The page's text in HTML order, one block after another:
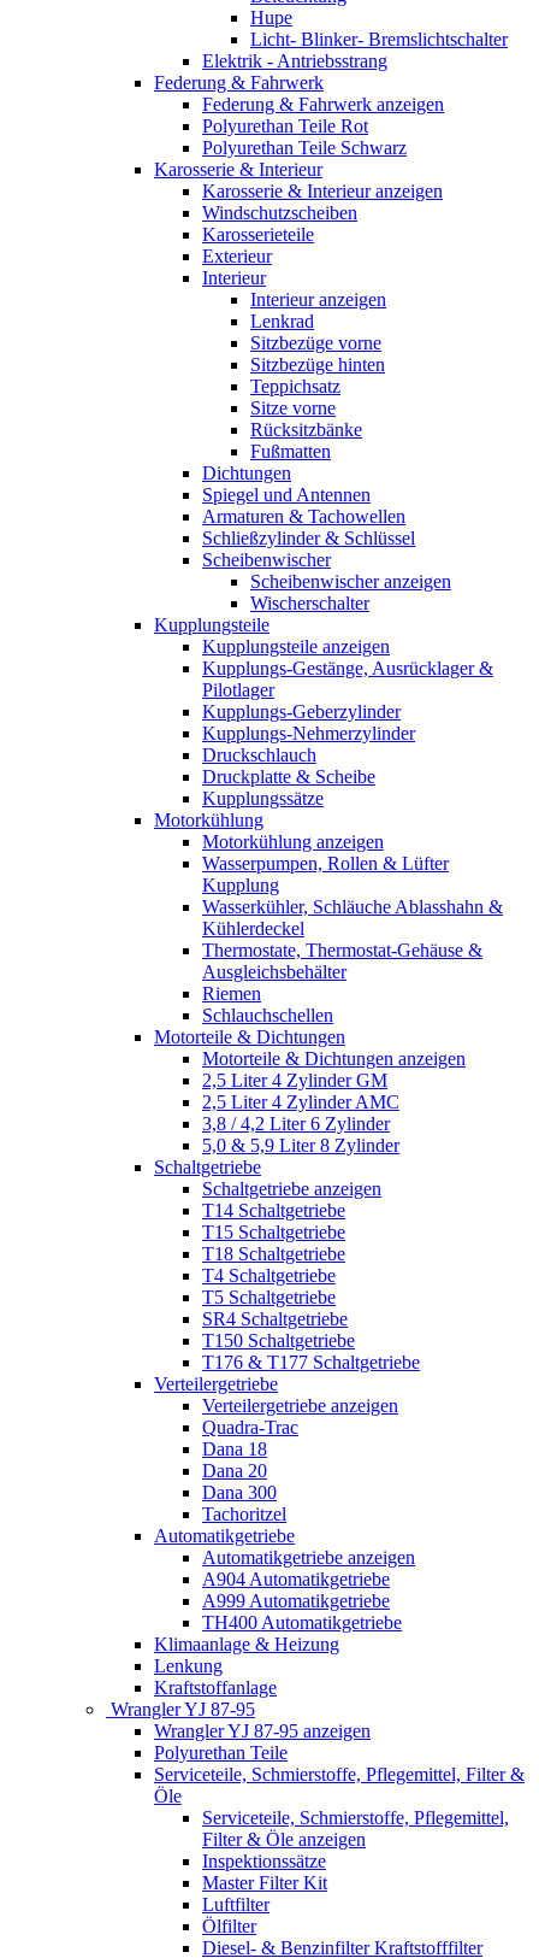
Hupe
Licht- Blinker- Bremslichtschalter
Elektrik - Antriebsstrang
Federung & Fahrwerk
Federung & Fahrwerk anzeigen
Polyurethan Teile Rot
Polyurethan Teile Schwarz
Karosserie & Interieur
Karosserie & Interieur anzeigen
Windschutzscheiben
Karosserieteile
Exterieur
Interieur
Interieur anzeigen
Lenkrad
Sitzbezüge vorne
Sitzbezüge hinten
Teppichsatz
Sitze vorne
Rücksitzbänke
Fußmatten
Dichtungen
Spiegel und Antennen
Armaturen & Tachowellen
Schließzylinder & Schlüssel
Scheibenwischer
Scheibenwischer anzeigen
Wischerschalter
Kupplungsteile
Kupplungsteile anzeigen
Kupplungs-Gestänge, Ausrücklager &
Pilotlager
Kupplungs-Geberzylinder
Kupplungs-Nehmerzylinder
Druckschlauch
Druckplatte & Scheibe
Kupplungssätze
Motorkühlung
Motorkühlung anzeigen
Wasserpumpen, Rollen & Lüfter
Kupplung
Wasserkühler, Schläuche Ablasshahn &
Kühlerdeckel
Thermostate, Thermostat-Gehäuse &
Ausgleichsbehälter
Riemen
Schlauchschellen
Motorteile & Dichtungen
Motorteile & Dichtungen anzeigen
2,5 Liter 4 Zylinder GM
2,5 Liter 4 Zylinder AMC
3,8 / 4,2 Liter 6 Zylinder
5,0 & 5,9 Liter 8 Zylinder
Schaltgetriebe
Schaltgetriebe anzeigen
T14 Schaltgetriebe
T15 Schaltgetriebe
T18 Schaltgetriebe
T4 Schaltgetriebe
T5 Schaltgetriebe
SR4 Schaltgetriebe
T150 Schaltgetriebe
T176 & T177 Schaltgetriebe
Verteilergetriebe
Verteilergetriebe anzeigen
Quadra-Trac
Dana 18
Dana 20
Dana 300
Tachoritzel
Automatikgetriebe
Automatikgetriebe anzeigen
A904 Automatikgetriebe
A999 Automatikgetriebe
TH400 Automatikgetriebe
Klimaanlage & Heizung
Lenkung
Kraftstoffanlage
Wrangler YJ 87-95
Wrangler YJ 87-95 anzeigen
Polyurethan Teile
Serviceteile, Schmierstoffe, Pflegemittel, Filter &
Öle
Serviceteile, Schmierstoffe, Pflegemittel,
Filter & Öle anzeigen
Inspektionssätze
Master Filter Kit
Luftfilter
Ölfilter
Diesel- & Benzinfilter Kraftstofffilter